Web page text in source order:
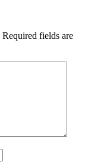
Required fields are